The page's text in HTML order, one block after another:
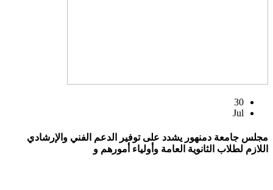
30
Jul
مجلس جامعة دمنهور يشدد على توفير الدعم الفني والإرشادي
اللازم لطلاب الثانوية العامة وأولياء أمورهم و